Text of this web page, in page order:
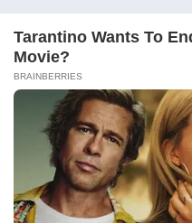
Tarantino Wants To
Movie?
BRAINBERRIES